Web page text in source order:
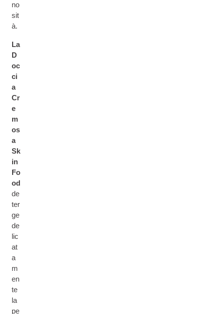
no
sit
à.
La
D
oc
ci
a
Cr
e
m
os
a
Sk
in
Fo
od
de
ter
ge
de
lic
at
a
m
en
te
la
pe